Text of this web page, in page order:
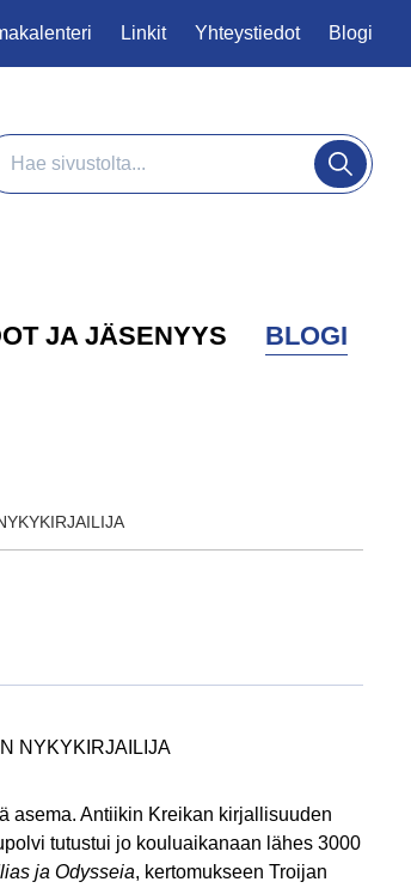
Linkit Yhteystiedot Blogi
Haku
Hae
JA JÄSENYYS BLOGI
NYKYKIRJAILIJA
asema. Antiikin Kreikan kirjallisuuden
tutustui jo kouluaikanaan lähes 3000
ja Odysseia, kertomukseen Troijan